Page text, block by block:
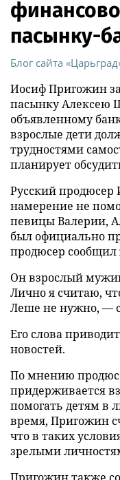
пасынку-
Блог сайта
Иосиф Пригожин
пасынку Алексею
объявленному
взрослые дети
трудностями
планирует
Русский
намерение не
певицы Валерии,
был официально
продюсер
Он взрослый
Лично я считаю,
Леше не нужно, —
Его слова
новостей.
По мнению
придерживается
помогать детям в
время, Пригожин
что в таких
зрелыми